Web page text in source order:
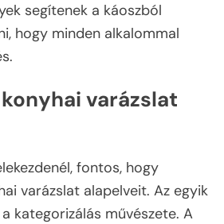
segítenek a káoszból
hogy minden alkalommal
varázslat
fontos, hogy
varázslat alapelveit. Az egyik
kategorizálás művészete. A